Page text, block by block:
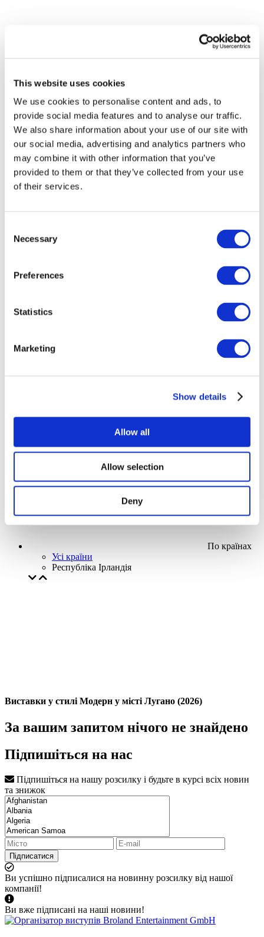
This website uses cookies
We use cookies to personalise content and ads, to
provide social media features and to analyse our traffic.
We also share information about your use of our site with
our social media, advertising and analytics partners who
may combine it with other information that you’ve
provided to them or that they’ve collected from your use
of their services.
Selection
Necessary
Preferences
Statistics
Marketing
Show details
Allow all
Allow selection
Deny
Заходи
Наша спецпропозиція
Без піджанру
По країнах
Усі країни
Республіка Ірландія
Виставки у стилі Модерн у місті Лугано (2026)
За вашим запитом нічого не знайдено
Підпишіться на нас
Підпишіться на нашу розсилку і будьте в курсі всіх новин
та знижок
Підписатися
Ви успішно підписалися на новинну розсилку від нашої
компанії!
Ви вже підписані на наші новини!